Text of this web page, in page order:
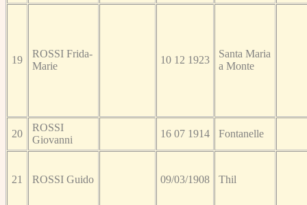
19
ROSSI Frida-
Marie
10 12 1923
Santa Maria
a Monte
20
ROSSI
Giovanni
16 07 1914 Fontanelle
21 ROSSI Guido 09/03/1908 Thil